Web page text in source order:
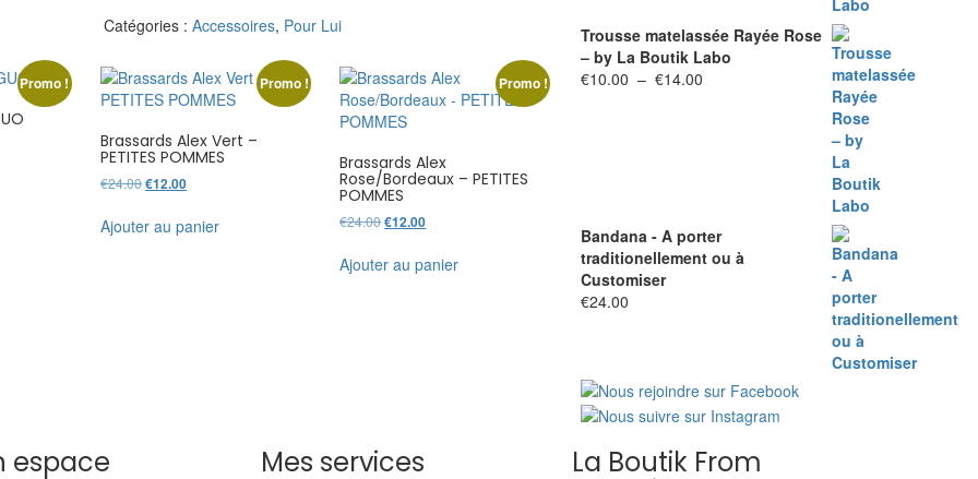
BAD
Catégories : Accessoires, Pour Lui
Promo ! Promo !
Brassards Alex Vert –
PETITES POMMES
€24.00Le
était :
€12.00Le
actuel
est :
Ajouter au panier
Promo !
Brassards Alex
Rose/Bordeaux – PETITES
POMMES
€24.00Le
était :
€12.00Le
actuel
est :
Ajouter au panier
Trousse matelassée Rayée Rose
– by La Boutik Labo
€10.00 – €14.00Plage
Bandana - A porter
traditionellement ou à
Customiser
€24.00
espace Mes services La Boutik From